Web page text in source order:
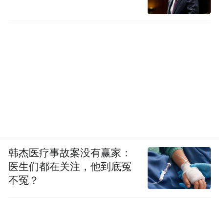
韩杰医疗事故案没有赢家：
医生们都在关注，他到底冤
不冤？